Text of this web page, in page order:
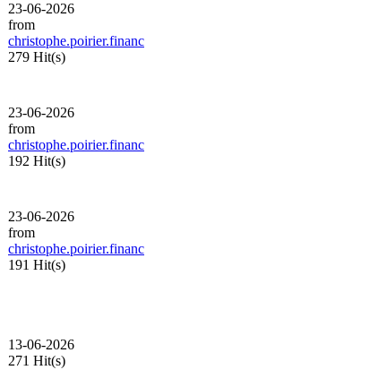
23-06-2026
from
christophe.poirier.financ
279 Hit(s)
23-06-2026
from
christophe.poirier.financ
192 Hit(s)
23-06-2026
from
christophe.poirier.financ
191 Hit(s)
13-06-2026
271 Hit(s)